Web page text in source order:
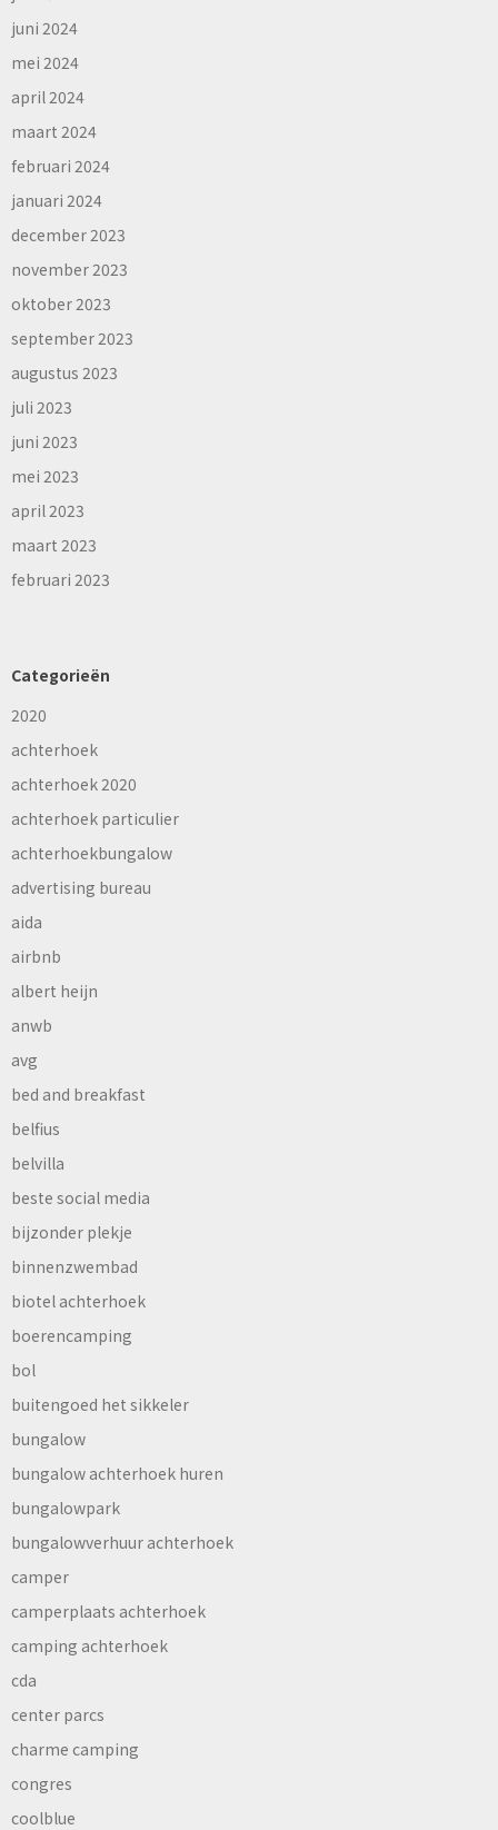
juni 2024
mei 2024
april 2024
maart 2024
februari 2024
januari 2024
december 2023
november 2023
oktober 2023
september 2023
augustus 2023
juli 2023
juni 2023
mei 2023
april 2023
maart 2023
februari 2023
Categorieën
2020
achterhoek
achterhoek 2020
achterhoek particulier
achterhoekbungalow
advertising bureau
aida
airbnb
albert heijn
anwb
avg
bed and breakfast
belfius
belvilla
beste social media
bijzonder plekje
binnenzwembad
biotel achterhoek
boerencamping
bol
buitengoed het sikkeler
bungalow
bungalow achterhoek huren
bungalowpark
bungalowverhuur achterhoek
camper
camperplaats achterhoek
camping achterhoek
cda
center parcs
charme camping
congres
coolblue